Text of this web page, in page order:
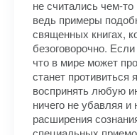
не считались чем-
ведь примеры
священных книгах,
безоговорочно.
что в мире может
станет
воспринять любую
ничего не убавляя
расширения